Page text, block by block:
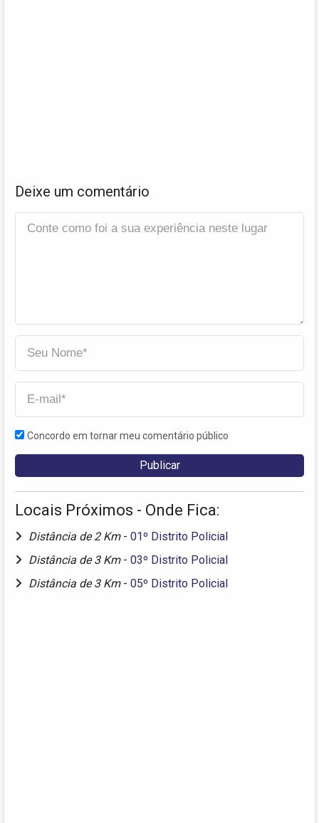
Deixe um comentário
Concordo em tornar meu comentário público
Locais Próximos - Onde Fica:
Distância de 2 Km - 01º Distrito Policial
Distância de 3 Km - 03º Distrito Policial
Distância de 3 Km - 05º Distrito Policial